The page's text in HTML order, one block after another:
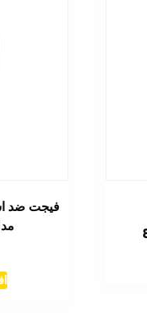
قیمت
فیجت ضد